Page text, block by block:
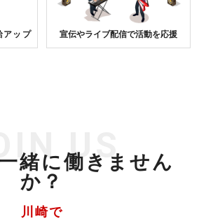
アップ 宣伝やライブ配信で活動を応援
緒に働きません
か？
US
川崎で